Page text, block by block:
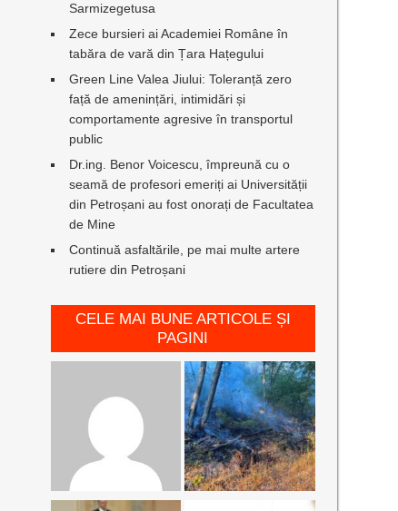
Sarmizegetusa
Zece bursieri ai Academiei Române în
tabăra de vară din Țara Hațegului
Green Line Valea Jiului: Toleranță zero
față de amenințări, intimidări și
comportamente agresive în transportul
public
Dr.ing. Benor Voicescu, împreună cu o
seamă de profesori emeriți ai Universității
din Petroșani au fost onorați de Facultatea
de Mine
Continuă asfaltările, pe mai multe artere
rutiere din Petroșani
CELE MAI BUNE ARTICOLE ȘI
PAGINI